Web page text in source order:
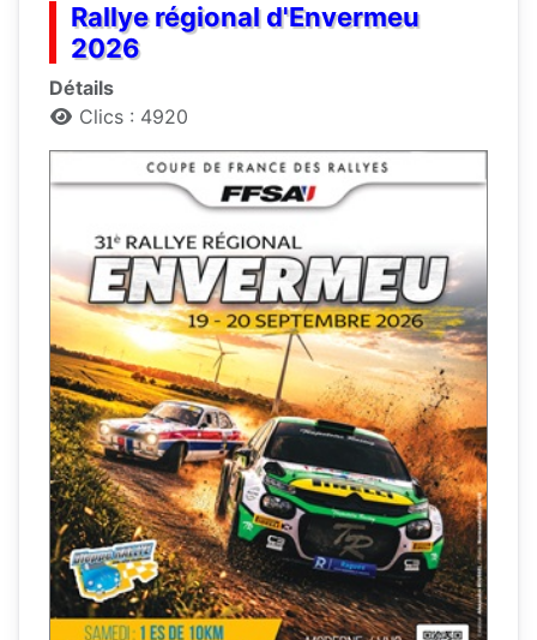
Rallye régional d'Envermeu
2026
Détails
Clics : 4920